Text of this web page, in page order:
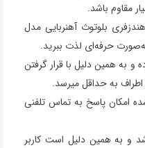
مقاوم باشد.
بلوتوث آهنربایی مدل
و به همین دلیل با قرار گرفتن
به حداقل میرسد.
امکان پاسخ به تماس تلفنی
فقط 30 گرم میباشد و به همین دلیل است کاربر